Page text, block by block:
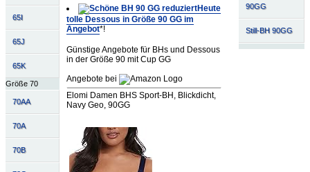
65I
65J
65K
Größe 70
70AA
70A
70B
90GG
Still-BH 90GG
Heute
tolle Dessous in Größe 90 GG im
Angebot*!
Günstige Angebote für BHs und Dessous
in der Größe 90 mit Cup GG
Angebote bei
Elomi Damen BHS Sport-BH, Blickdicht,
Navy Geo, 90GG